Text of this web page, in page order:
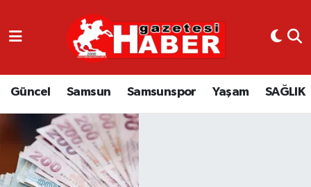
Güncel Samsun Samsunspor Yaşam SAĞLIK
GÜNCEL
SAMSUN
SAMSUNSPOR
EKONOMİ